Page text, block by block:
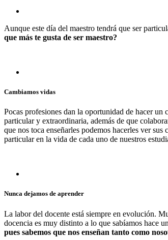
Aunque este día del maestro tendrá que ser
que más te gusta de ser maestro?
Cambiamos vidas
Pocas profesiones dan la oportunidad de hacer
particular y extraordinaria, además de que
que nos toca enseñarles podemos hacerles ver
particular en la vida de cada uno de nuestros
Nunca dejamos de aprender
La labor del docente está siempre en evolución.
docencia es muy distinto a lo que sabíamos hace
pues sabemos que nos enseñan tanto como